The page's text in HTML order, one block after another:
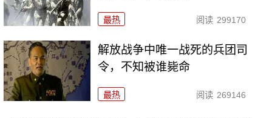
最热 阅读 299170
解放战争中唯一战死的兵团司
令，不知被谁毙命
最热 阅读 269146